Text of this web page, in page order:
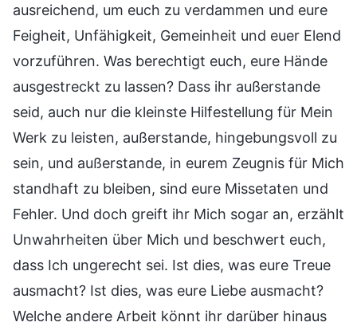
ausreichend, um euch zu verdammen und eure
Feigheit, Unfähigkeit, Gemeinheit und euer Elend
vorzuführen. Was berechtigt euch, eure Hände
ausgestreckt zu lassen? Dass ihr außerstande
seid, auch nur die kleinste Hilfestellung für Mein
Werk zu leisten, außerstande, hingebungsvoll zu
sein, und außerstande, in eurem Zeugnis für Mich
standhaft zu bleiben, sind eure Missetaten und
Fehler. Und doch greift ihr Mich sogar an, erzählt
Unwahrheiten über Mich und beschwert euch,
dass Ich ungerecht sei. Ist dies, was eure Treue
ausmacht? Ist dies, was eure Liebe ausmacht?
Welche andere Arbeit könnt ihr darüber hinaus